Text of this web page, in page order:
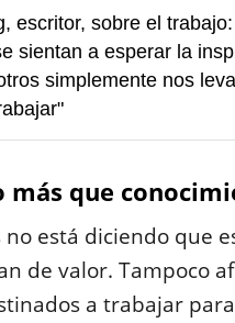
escritor, sobre el
sientan a esperar la
simplemente nos
más que
está diciendo que
de valor. Tampoco
a trabajar